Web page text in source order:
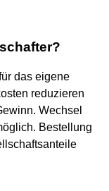
das eigene
reduzieren
Wechsel
Bestellung